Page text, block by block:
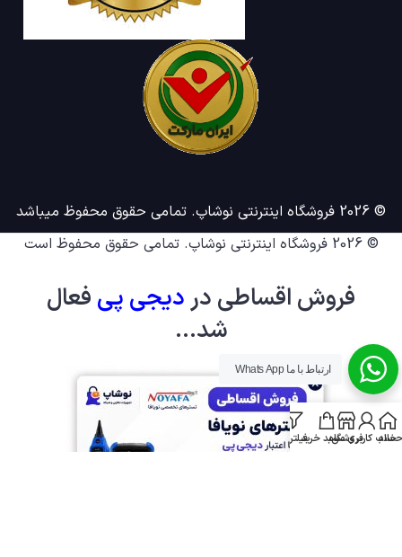
© 2026 فروشگاه اینترنتی نوشاپ. تمامی حقوق محفوظ میباشد
© 2026
فروشگاه اینترنتی نوشاپ. تمامی حقوق محفوظ است
فروش اقساطی دردیجی پی فعال
شد...
خانه
حساب کاربری من
فروشگاهسبد خریدفیلترها
ارتباط با ما Whats App